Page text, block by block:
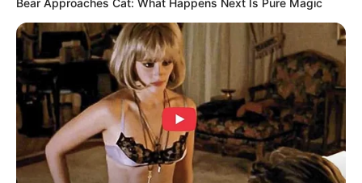
Edit
SKYLE atau Show the Kinetic & Youth Leading a new Episode,
sebelumnya dikenal dengan namaGood Luck Girls.
SKYLE merupakan bentukan dari Good Luck Entertainment,